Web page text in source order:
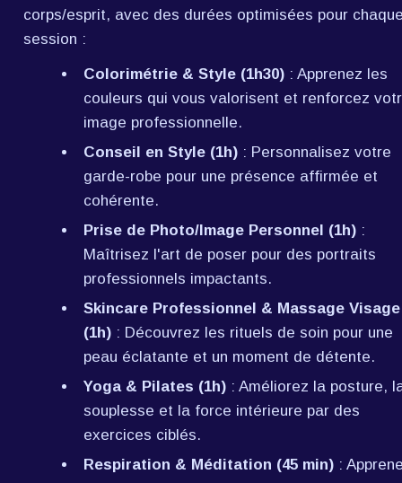
corps/esprit, avec des durées optimisées pour
session :
Colorimétrie & Style (1h30) : Apprenez les
couleurs qui vous valorisent et renforcez
image professionnelle.
Conseil en Style (1h) : Personnalisez votre
garde-robe pour une présence affirmée et
cohérente.
Prise de Photo/Image Personnel (1h) :
Maîtrisez l'art de poser pour des portraits
professionnels impactants.
Skincare Professionnel & Massage Visage
(1h) : Découvrez les rituels de soin pour une
peau éclatante et un moment de détente.
Yoga & Pilates (1h) : Améliorez la posture,
souplesse et la force intérieure par des
exercices ciblés.
Respiration & Méditation (45 min) :